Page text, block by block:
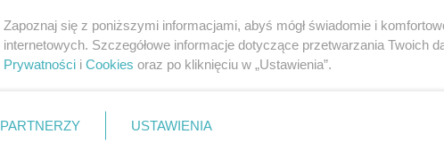
Zapoznaj się z poniższymi informacjami, abyś mógł świadomie i
internetowych. Szczegółowe informacje dotyczące przetwarzania Twoich
Prywatności i Cookies oraz po kliknięciu w „Ustawienia”.
PARTNERZY USTAWIENIA